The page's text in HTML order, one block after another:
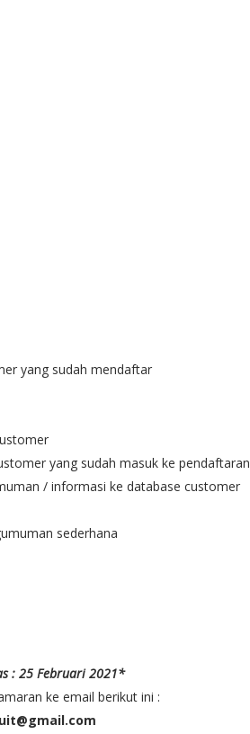
yang sudah mendaftar
yang sudah masuk ke pendaftaran
/ informasi ke database customer
sederhana
: 25 Februari 2021*
ke email berikut ini :